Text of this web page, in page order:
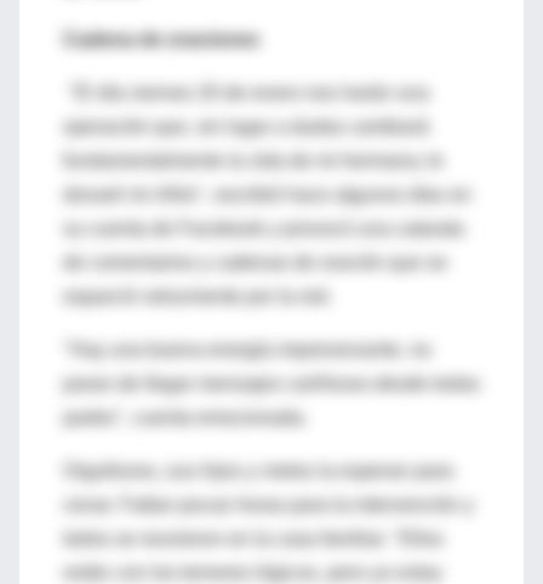
Cadena de oraciones
operación que, sin lugar a dudas cambiará
donaré mi riñón", escribió hace algunos días en
esparció velozmente por la red.
"Hay una buena energía impresionante, no
paran de llegar mensajes cariñosos desde todas
Orgullosos, sus hijos y nietos la esperan para
están con los temores lógicos, pero yo estoy